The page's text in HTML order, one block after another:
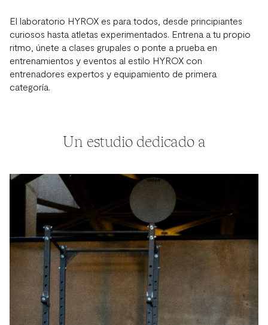
El laboratorio HYROX es para todos, desde principiantes
curiosos hasta atletas experimentados. Entrena a tu propio
ritmo, únete a clases grupales o ponte a prueba en
entrenamientos y eventos al estilo HYROX con
entrenadores expertos y equipamiento de primera
categoría.
Un estudio dedicado a